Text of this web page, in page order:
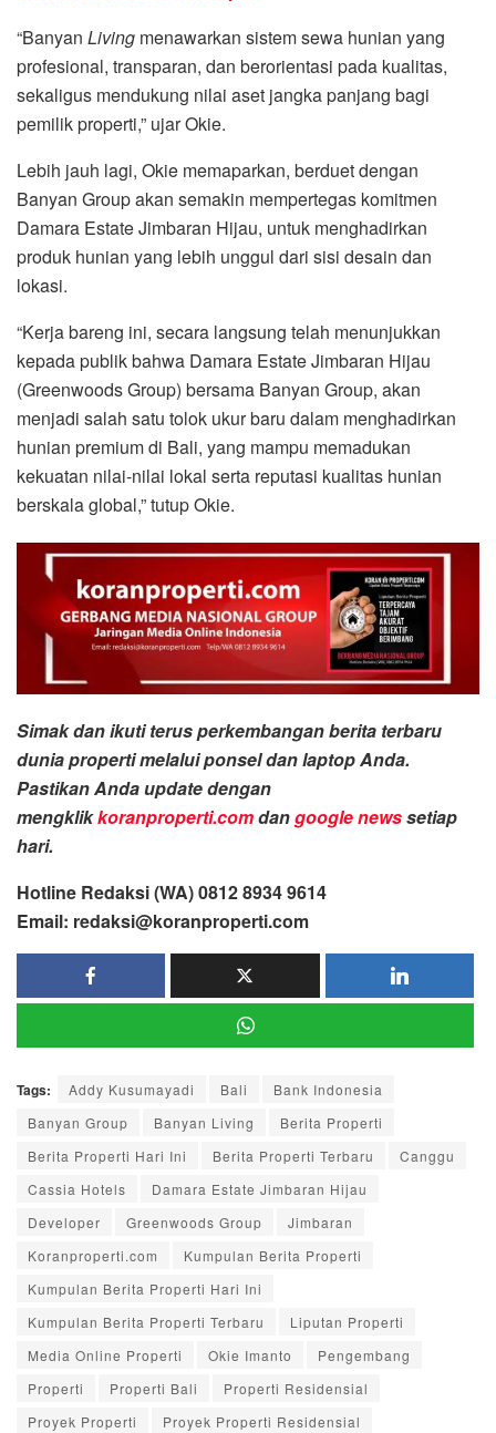
“Banyan Living menawarkan sistem sewa hunian yang
profesional, transparan, dan berorientasi pada kualitas,
sekaligus mendukung nilai aset jangka panjang bagi
pemilik properti,” ujar Okie.
Lebih jauh lagi, Okie memaparkan, berduet dengan
Banyan Group akan semakin mempertegas komitmen
Damara Estate Jimbaran Hijau, untuk menghadirkan
produk hunian yang lebih unggul dari sisi desain dan
lokasi.
“Kerja bareng ini, secara langsung telah menunjukkan
kepada publik bahwa Damara Estate Jimbaran Hijau
(Greenwoods Group) bersama Banyan Group, akan
menjadi salah satu tolok ukur baru dalam menghadirkan
hunian premium di Bali, yang mampu memadukan
kekuatan nilai-nilai lokal serta reputasi kualitas hunian
berskala global,” tutup Okie.
Simak dan ikuti terus perkembangan berita terbaru
dunia properti melalui ponsel dan laptop Anda.
Pastikan Anda update dengan
mengklikkoranproperti.comdangoogle newssetiap
hari.
Hotline Redaksi (WA) 0812 8934 9614
Email: redaksi@koranproperti.com
Tags: Addy Kusumayadi Bali
Bank Indonesia
Banyan Group
Banyan Living
Berita Properti
Berita Properti Hari Ini
Berita Properti Terbaru
Canggu
Cassia Hotels
Damara Estate Jimbaran Hijau
Developer
Greenwoods Group
Jimbaran
Koranproperti.com
Kumpulan Berita Properti
Kumpulan Berita Properti Hari Ini
Kumpulan Berita Properti Terbaru
Liputan Properti
Media Online Properti
Okie Imanto
Pengembang
Properti
Properti Bali
Properti Residensial
Proyek Properti
Proyek Properti Residensial